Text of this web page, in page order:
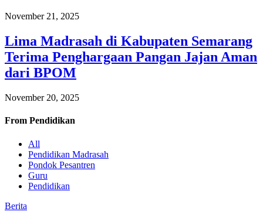
November 21, 2025
Lima Madrasah di Kabupaten Semarang
Terima Penghargaan Pangan Jajan Aman
dari BPOM
November 20, 2025
From Pendidikan
All
Pendidikan Madrasah
Pondok Pesantren
Guru
Pendidikan
Berita